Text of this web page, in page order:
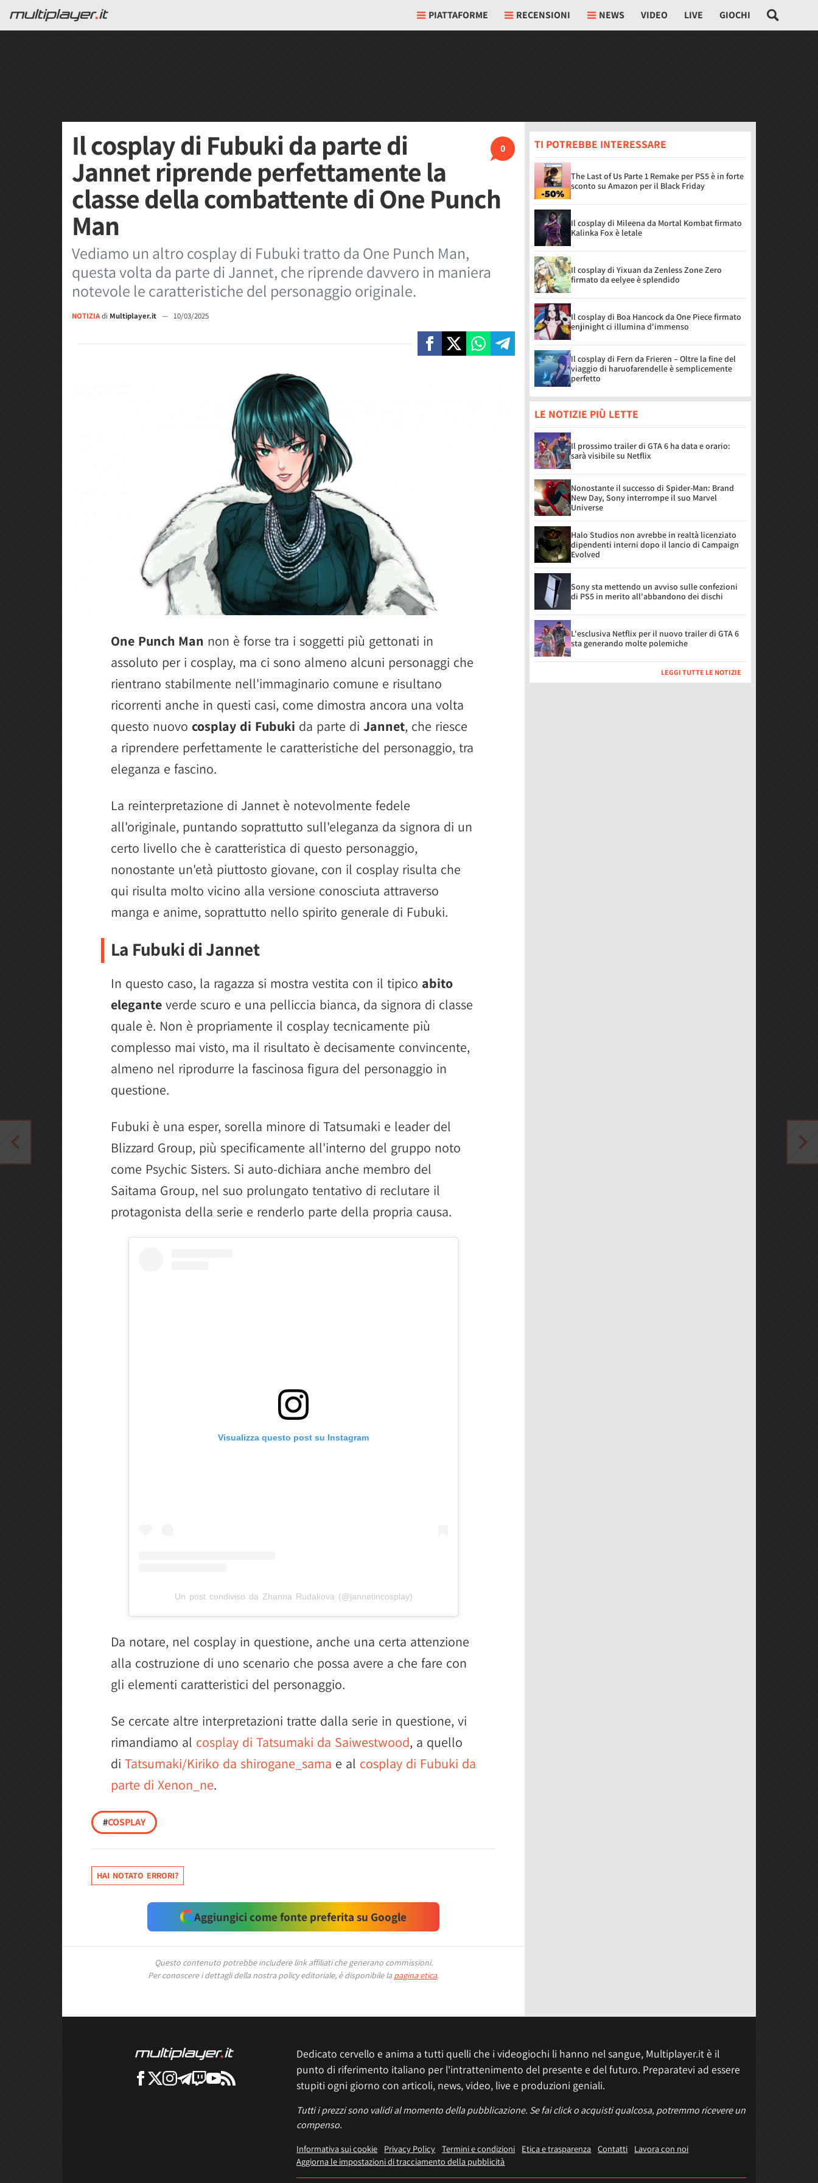
PIATTAFORME RECENSIONI NEWS VIDEO LIVE GIOCHI
0
Il cosplay di Fubuki da parte di
Jannet riprende perfettamente la
classe della combattente di One Punch
Man
Vediamo un altro cosplay di Fubuki tratto da One Punch Man,
questa volta da parte di Jannet, che riprende davvero in maniera
notevole le caratteristiche del personaggio originale.
NOTIZIAdi Multiplayer.it — 10/03/2025
One Punch Man non è forse tra i soggetti più gettonati in
assoluto per i cosplay, ma ci sono almeno alcuni personaggi che
rientrano stabilmente nell'immaginario comune e risultano
ricorrenti anche in questi casi, come dimostra ancora una volta
questo nuovo cosplay di Fubuki da parte di Jannet, che riesce
a riprendere perfettamente le caratteristiche del personaggio, tra
eleganza e fascino.
La reinterpretazione di Jannet è notevolmente fedele
all'originale, puntando soprattutto sull'eleganza da signora di un
certo livello che è caratteristica di questo personaggio,
nonostante un'età piuttosto giovane, con il cosplay risulta che
qui risulta molto vicino alla versione conosciuta attraverso
manga e anime, soprattutto nello spirito generale di Fubuki.
La Fubuki di Jannet
In questo caso, la ragazza si mostra vestita con il tipico abito
elegante verde scuro e una pelliccia bianca, da signora di classe
quale è. Non è propriamente il cosplay tecnicamente più
complesso mai visto, ma il risultato è decisamente convincente,
almeno nel riprodurre la fascinosa figura del personaggio in
questione.
Fubuki è una esper, sorella minore di Tatsumaki e leader del
Blizzard Group, più specificamente all'interno del gruppo noto
come Psychic Sisters. Si auto-dichiara anche membro del
Saitama Group, nel suo prolungato tentativo di reclutare il
protagonista della serie e renderlo parte della propria causa.
Visualizza questo post su Instagram
Un post condiviso da Zhanna Rudakova (@jannetincosplay)
Da notare, nel cosplay in questione, anche una certa attenzione
alla costruzione di uno scenario che possa avere a che fare con
gli elementi caratteristici del personaggio.
Se cercate altre interpretazioni tratte dalla serie in questione, vi
rimandiamo al cosplay di Tatsumaki da Saiwestwood, a quello
di Tatsumaki/Kiriko da shirogane_sama e al cosplay di Fubuki da
parte di Xenon_ne.
#COSPLAY
HAI NOTATO ERRORI?
Aggiungici come fonte preferita su Google
Questo contenuto potrebbe includere link affiliati che generano commissioni.
Per conoscere i dettagli della nostra policy editoriale, è disponibile la pagina etica.
TI POTREBBE INTERESSARE
The Last of Us Parte 1 Remake per PS5 è in forte
sconto su Amazon per il Black Friday
Il cosplay di Mileena da Mortal Kombat firmato
Kalinka Fox è letale
Il cosplay di Yixuan da Zenless Zone Zero
firmato da eelyee è splendido
Il cosplay di Boa Hancock da One Piece firmato
enjinight ci illumina d'immenso
Il cosplay di Fern da Frieren – Oltre la fine del
viaggio di haruofarendelle è semplicemente
perfetto
LE NOTIZIE PIÙ LETTE
Il prossimo trailer di GTA 6 ha data e orario:
sarà visibile su Netflix
Nonostante il successo di Spider-Man: Brand
New Day, Sony interrompe il suo Marvel
Universe
Halo Studios non avrebbe in realtà licenziato
dipendenti interni dopo il lancio di Campaign
Evolved
Sony sta mettendo un avviso sulle confezioni
di PS5 in merito all'abbandono dei dischi
L'esclusiva Netflix per il nuovo trailer di GTA 6
sta generando molte polemiche
LEGGI TUTTE LE NOTIZIE
Dedicato cervello e anima a tutti quelli che i videogiochi li hanno nel sangue, Multiplayer.it è il
punto di riferimento italiano per l'intrattenimento del presente e del futuro. Preparatevi ad essere
stupiti ogni giorno con articoli, news, video, live e produzioni geniali.
Tutti i prezzi sono validi al momento della pubblicazione. Se fai click o acquisti qualcosa, potremmo ricevere un
compenso.
Informativa sui cookie Privacy Policy Termini e condizioni Etica e trasparenza Contatti
Lavora con noi
Aggiorna le impostazioni di tracciamento della pubblicità